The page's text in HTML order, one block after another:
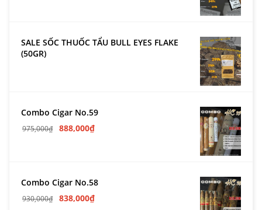
SALE SỐC THUỐC TẨU BULL EYES FLAKE
(50GR)
Combo Cigar No.59
975,000₫ 888,000₫
Combo Cigar No.58
930,000₫ 838,000₫